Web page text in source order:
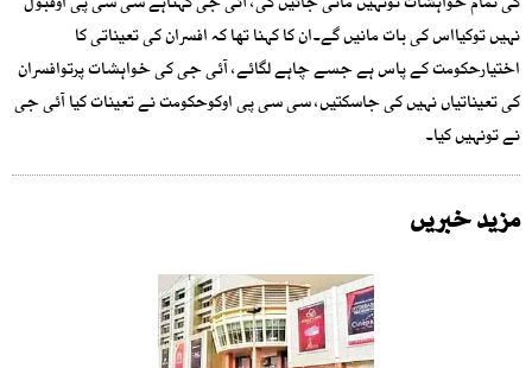
نہیں توکیااس کی بات مانیں گے۔ان کا کہنا تھا کہ افسران کی تعیناتی کا
اختیارحکومت کے پاس ہے جسے چاہے لگائے، آئی جی کی خواہشات پرتوافسران
کی تعیناتیاں نہیں کی جاسکتیں، سی سی پی اوکوحکومت نے تعینات کیا آئی جی
نے تونہیں کیا۔
مزید خبریں